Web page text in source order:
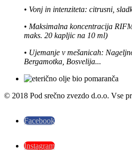
• Vonj in intenziteta: citrusni,
• Maksimalna koncentracija
maks. 20 kapljic na 10 ml)
• Ujemanje v mešanicah:
Bergamotka, Bosvelija...
© 2018 Pod srečno zvezdo d.o.o. Vse
Facebook
Instagram